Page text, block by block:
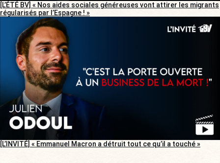
[L’ÉTÉ BV] « Nos aides sociales généreuses vont attirer les migrants
régularisés par l’Espagne ! »
[L’INVITÉ] « Emmanuel Macron a détruit tout ce qu’il a touché »